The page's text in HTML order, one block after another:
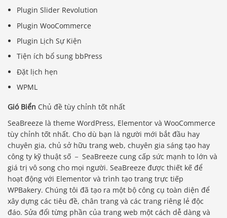
Plugin Slider Revolution
Plugin WooCommerce
Plugin Lịch Sự Kiện
Tiện ích bổ sung bbPress
Đặt lịch hẹn
WPML
Gió Biển Chủ đề tùy chỉnh tốt nhất
SeaBreeze là theme WordPress, Elementor và WooCommerce
tùy chỉnh tốt nhất. Cho dù bạn là người mới bắt đầu hay
chuyên gia, chủ sở hữu trang web, chuyên gia sáng tạo hay
công ty kỹ thuật số － SeaBreeze cung cấp sức mạnh to lớn và
giá trị vô song cho mọi người. SeaBreeze được thiết kế để
hoạt động với Elementor và trình tạo trang trực tiếp
WPBakery. Chúng tôi đã tạo ra một bộ công cụ toàn diện để
xây dựng các tiêu đề, chân trang và các trang riêng lẻ độc
đáo. Sửa đổi từng phần của trang web một cách dễ dàng và